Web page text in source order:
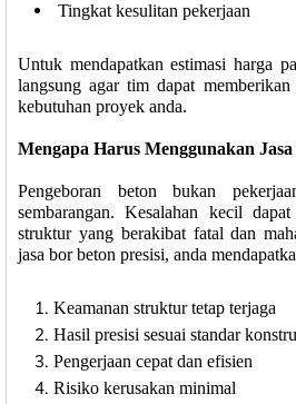
Tingkat kesulitan pekerjaan
Untuk mendapatkan estimasi harga
langsung agar tim dapat memberikan
kebutuhan proyek anda.
Mengapa Harus Menggunakan Jasa
Pengeboran beton bukan
sembarangan. Kesalahan kecil
struktur yang berakibat fatal dan
jasa bor beton presisi, anda
Keamanan struktur tetap terjaga
Hasil presisi sesuai standar
Pengerjaan cepat dan efisien
Risiko kerusakan minimal